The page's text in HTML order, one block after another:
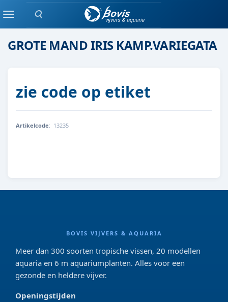
Zoeken
Menumoeras/waterplanten
GROTE MAND IRIS KAMP.VARIEGATA
zie code op etiket
Artikelcode: 13235
BOVIS VIJVERS & AQUARIA
Meer dan 300 soorten tropische vissen, 20 modellen
aquaria en 6 m aquariumplanten. Alles voor een
gezonde en heldere vijver.
Openingstijden